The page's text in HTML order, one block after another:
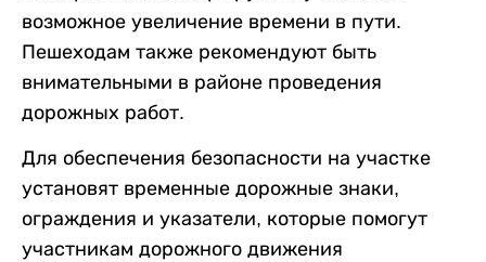
возможное увеличение времени в пути.
Пешеходам также рекомендуют быть
внимательными в районе проведения
дорожных работ.
Для обеспечения безопасности на участке
установят временные дорожные знаки,
ограждения и указатели, которые помогут
участникам дорожного движения